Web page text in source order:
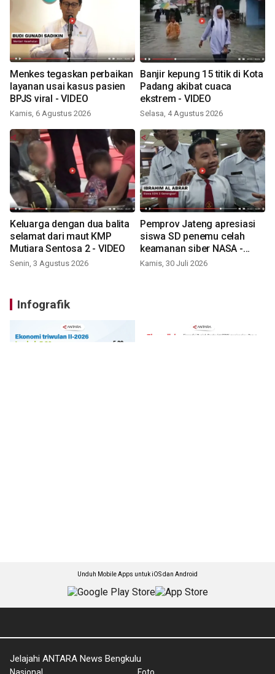
Menkes tegaskan perbaikan
layanan usai kasus pasien
BPJS viral - VIDEO
Kamis, 6 Agustus 2026
Banjir kepung 15 titik di Kota
Padang akibat cuaca
ekstrem - VIDEO
Selasa, 4 Agustus 2026
Keluarga dengan dua balita
selamat dari maut KMP
Mutiara Sentosa 2 - VIDEO
Senin, 3 Agustus 2026
Pemprov Jateng apresiasi
siswa SD penemu celah
keamanan siber NASA -
VIDEO
Kamis, 30 Juli 2026
Infografik
Unduh Mobile Apps untuk iOS dan Android
Jelajahi ANTARA News Bengkulu
Nasional Foto